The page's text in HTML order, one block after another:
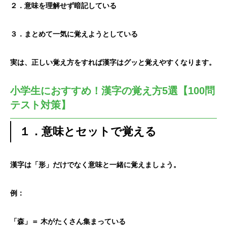
２．意味を理解せず暗記している
３．まとめて一気に覚えようとしている
実は、正しい覚え方をすれば漢字はグッと覚えやすくなります。
小学生におすすめ！漢字の覚え方5選【100問
テスト対策】
１．意味とセットで覚える
漢字は「形」だけでなく意味と一緒に覚えましょう。
例：
「森」＝ 木がたくさん集まっている